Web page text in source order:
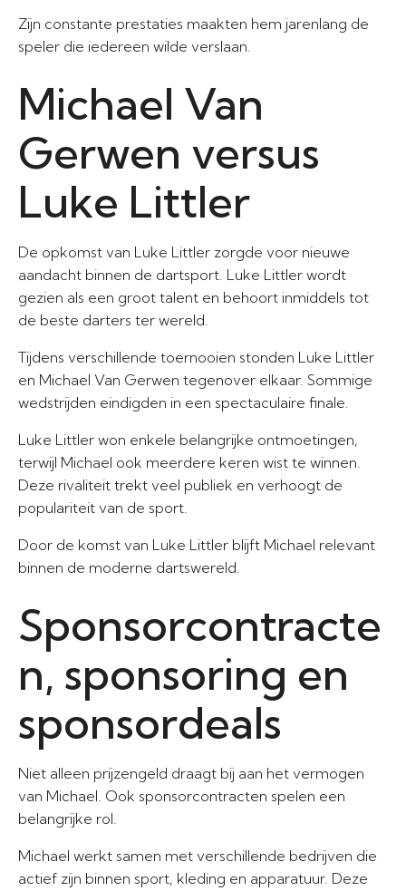
Zijn constante prestaties maakten hem jarenlang de
speler die iedereen wilde verslaan.
Michael Van
Gerwen versus
Luke Littler
De opkomst van Luke Littler zorgde voor nieuwe
aandacht binnen de dartsport. Luke Littler wordt
gezien als een groot talent en behoort inmiddels tot
de beste darters ter wereld.
Tijdens verschillende toernooien stonden Luke Littler
en Michael Van Gerwen tegenover elkaar. Sommige
wedstrijden eindigden in een spectaculaire finale.
Luke Littler won enkele belangrijke ontmoetingen,
terwijl Michael ook meerdere keren wist te winnen.
Deze rivaliteit trekt veel publiek en verhoogt de
populariteit van de sport.
Door de komst van Luke Littler blijft Michael relevant
binnen de moderne dartswereld.
Sponsorcontracte
n, sponsoring en
sponsordeals
Niet alleen prijzengeld draagt bij aan het vermogen
van Michael. Ook sponsorcontracten spelen een
belangrijke rol.
Michael werkt samen met verschillende bedrijven die
actief zijn binnen sport, kleding en apparatuur. Deze